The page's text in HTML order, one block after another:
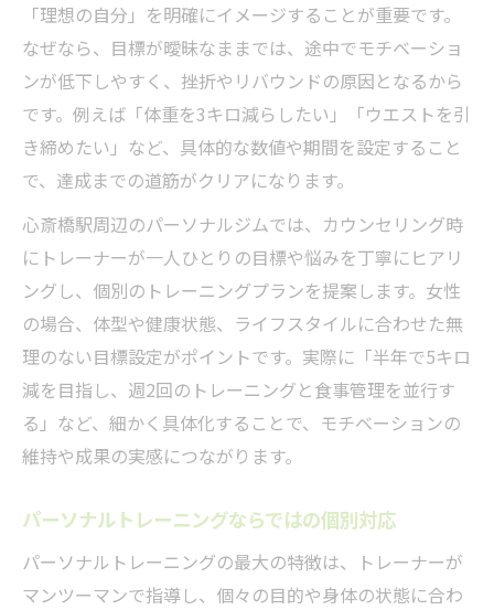
「理想の自分」を明確にイメージすることが重要です。
なぜなら、目標が曖昧なままでは、途中でモチベーショ
ンが低下しやすく、挫折やリバウンドの原因となるから
です。例えば「体重を3キロ減らしたい」「ウエストを引
き締めたい」など、具体的な数値や期間を設定すること
で、達成までの道筋がクリアになります。
心斎橋駅周辺のパーソナルジムでは、カウンセリング時
にトレーナーが一人ひとりの目標や悩みを丁寧にヒアリ
ングし、個別のトレーニングプランを提案します。女性
の場合、体型や健康状態、ライフスタイルに合わせた無
理のない目標設定がポイントです。実際に「半年で5キロ
減を目指し、週2回のトレーニングと食事管理を並行す
る」など、細かく具体化することで、モチベーションの
維持や成果の実感につながります。
パーソナルトレーニングならではの個別対応
パーソナルトレーニングの最大の特徴は、トレーナーが
マンツーマンで指導し、個々の目的や身体の状態に合わ